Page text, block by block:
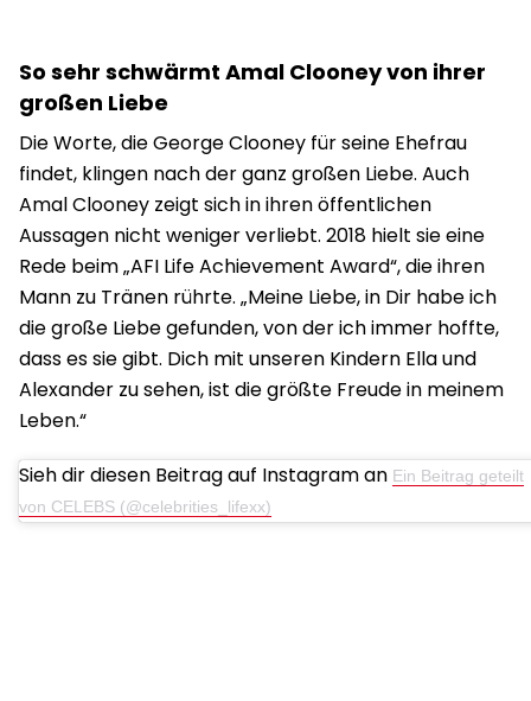
So sehr schwärmt Amal Clooney von ihrer
großen Liebe
Die Worte, die George Clooney für seine Ehefrau
findet, klingen nach der ganz großen Liebe. Auch
Amal Clooney zeigt sich in ihren öffentlichen
Aussagen nicht weniger verliebt. 2018 hielt sie eine
Rede beim „AFI Life Achievement Award“, die ihren
Mann zu Tränen rührte. „Meine Liebe, in Dir habe ich
die große Liebe gefunden, von der ich immer hoffte,
dass es sie gibt. Dich mit unseren Kindern Ella und
Alexander zu sehen, ist die größte Freude in meinem
Leben.“
Sieh dir diesen Beitrag auf Instagram an Ein Beitrag geteilt
von CELEBS (@celebrities_lifexx)